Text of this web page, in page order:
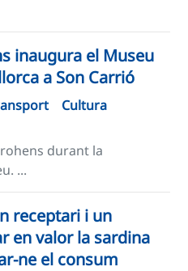
inaugura el Museu
a Son Carrió
Cultura
durant la
...
receptari i un
en valor la sardina
ne el consum